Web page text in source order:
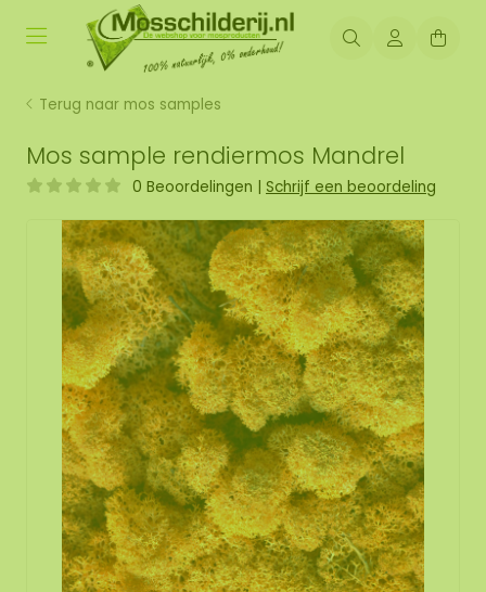
Terug naar mos samples
Mos sample rendiermos Mandrel
0 Beoordelingen | Schrijf een beoordeling